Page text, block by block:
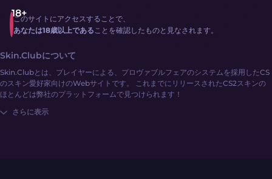
このサイトにアクセスすることで、
あなたは18歳以上であることを確認したものと見なされます。
Skin.Clubについて
Skin.Clubとは、プレイヤーによる、プロヴァブルフェアのシステムを採用したCS
のスキン愛好家向けのWebサイトです。 これまでにリリースされたCS2スキンの
ほとんどは弊社のプラットフォームで見つけられます！
かつてないほど簡単にCS2のスキンを獲得できます：
さらに表示